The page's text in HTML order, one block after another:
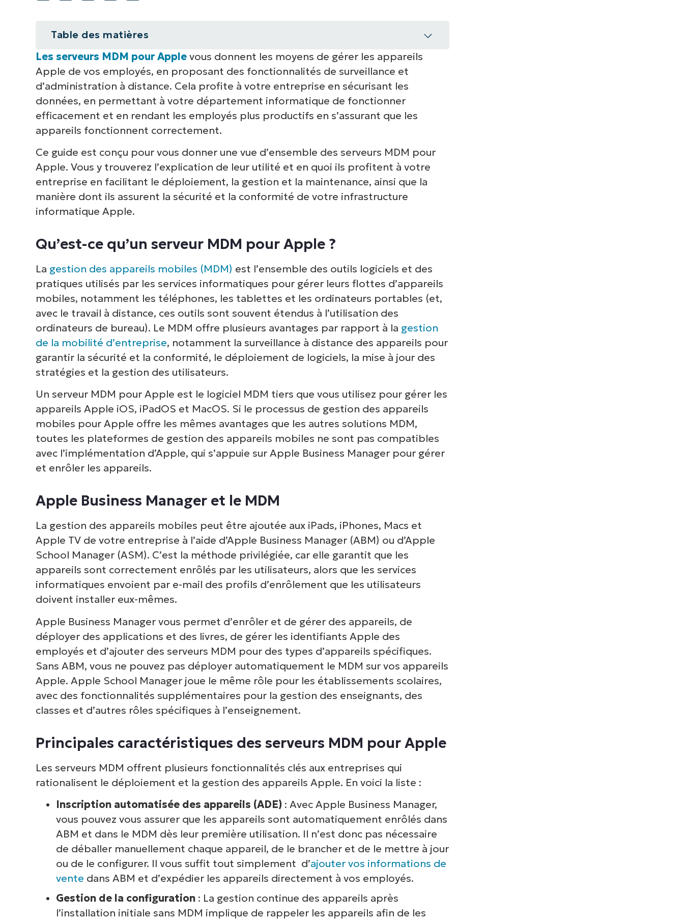
Table des matières
Qu’est-ce qu’un serveur MDM pour Apple ?
Apple Business Manager et le MDM
Principales caractéristiques des serveurs MDM pour Apple
Apple Business Essentials est-il un substitut au MDM ?
Comment configurer un serveur MDM pour Apple
Comment ajouter des appareils iOS, iPadOS et MacOS à un MDM pour
Apple
Le MDM est un investissement à long terme, il est donc important de
choisir les bons outils.
Les serveurs MDM pour Apple vous donnent les moyens de gérer les appareils
Apple de vos employés, en proposant des fonctionnalités de surveillance et
d’administration à distance. Cela profite à votre entreprise en sécurisant les
données, en permettant à votre département informatique de fonctionner
efficacement et en rendant les employés plus productifs en s’assurant que les
appareils fonctionnent correctement.
Ce guide est conçu pour vous donner une vue d’ensemble des serveurs MDM pour
Apple. Vous y trouverez l’explication de leur utilité et en quoi ils profitent à votre
entreprise en facilitant le déploiement, la gestion et la maintenance, ainsi que la
manière dont ils assurent la sécurité et la conformité de votre infrastructure
informatique Apple.
Qu’est-ce qu’un serveur MDM pour Apple ?
La gestion des appareils mobiles (MDM) est l’ensemble des outils logiciels et des
pratiques utilisés par les services informatiques pour gérer leurs flottes d’appareils
mobiles, notamment les téléphones, les tablettes et les ordinateurs portables (et,
avec le travail à distance, ces outils sont souvent étendus à l’utilisation des
ordinateurs de bureau). Le MDM offre plusieurs avantages par rapport à la gestion
de la mobilité d’entreprise, notamment la surveillance à distance des appareils pour
garantir la sécurité et la conformité, le déploiement de logiciels, la mise à jour des
stratégies et la gestion des utilisateurs.
Un serveur MDM pour Apple est le logiciel MDM tiers que vous utilisez pour gérer les
appareils Apple iOS, iPadOS et MacOS. Si le processus de gestion des appareils
mobiles pour Apple offre les mêmes avantages que les autres solutions MDM,
toutes les plateformes de gestion des appareils mobiles ne sont pas compatibles
avec l’implémentation d’Apple, qui s’appuie sur Apple Business Manager pour gérer
et enrôler les appareils.
Apple Business Manager et le MDM
La gestion des appareils mobiles peut être ajoutée aux iPads, iPhones, Macs et
Apple TV de votre entreprise à l’aide d’Apple Business Manager (ABM) ou d’Apple
School Manager (ASM). C’est la méthode privilégiée, car elle garantit que les
appareils sont correctement enrôlés par les utilisateurs, alors que les services
informatiques envoient par e-mail des profils d’enrôlement que les utilisateurs
doivent installer eux-mêmes.
Apple Business Manager vous permet d’enrôler et de gérer des appareils, de
déployer des applications et des livres, de gérer les identifiants Apple des
employés et d’ajouter des serveurs MDM pour des types d’appareils spécifiques.
Sans ABM, vous ne pouvez pas déployer automatiquement le MDM sur vos appareils
Apple. Apple School Manager joue le même rôle pour les établissements scolaires,
avec des fonctionnalités supplémentaires pour la gestion des enseignants, des
classes et d’autres rôles spécifiques à l’enseignement.
Principales caractéristiques des serveurs MDM pour Apple
Les serveurs MDM offrent plusieurs fonctionnalités clés aux entreprises qui
rationalisent le déploiement et la gestion des appareils Apple. En voici la liste :
Inscription automatisée des appareils (ADE): Avec Apple Business Manager,
vous pouvez vous assurer que les appareils sont automatiquement enrôlés dans
ABM et dans le MDM dès leur première utilisation. Il n’est donc pas nécessaire
de déballer manuellement chaque appareil, de le brancher et de le mettre à jour
ou de le configurer. Il vous suffit tout simplement d’ajouter vos informations de
vente dans ABM et d’expédier les appareils directement à vos employés.
Gestion de la configuration: La gestion continue des appareils après
l’installation initiale sans MDM implique de rappeler les appareils afin de les
Voir NinjaOne en action
découvrir comment NinjaOne simplifie les tâches
correctifs, le MDM, la gestion des tickets et bien plus
encore.
Explorer les démos